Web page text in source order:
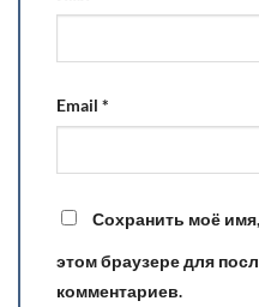
Email *
Сохранить моё
этом браузере для
комментариев.